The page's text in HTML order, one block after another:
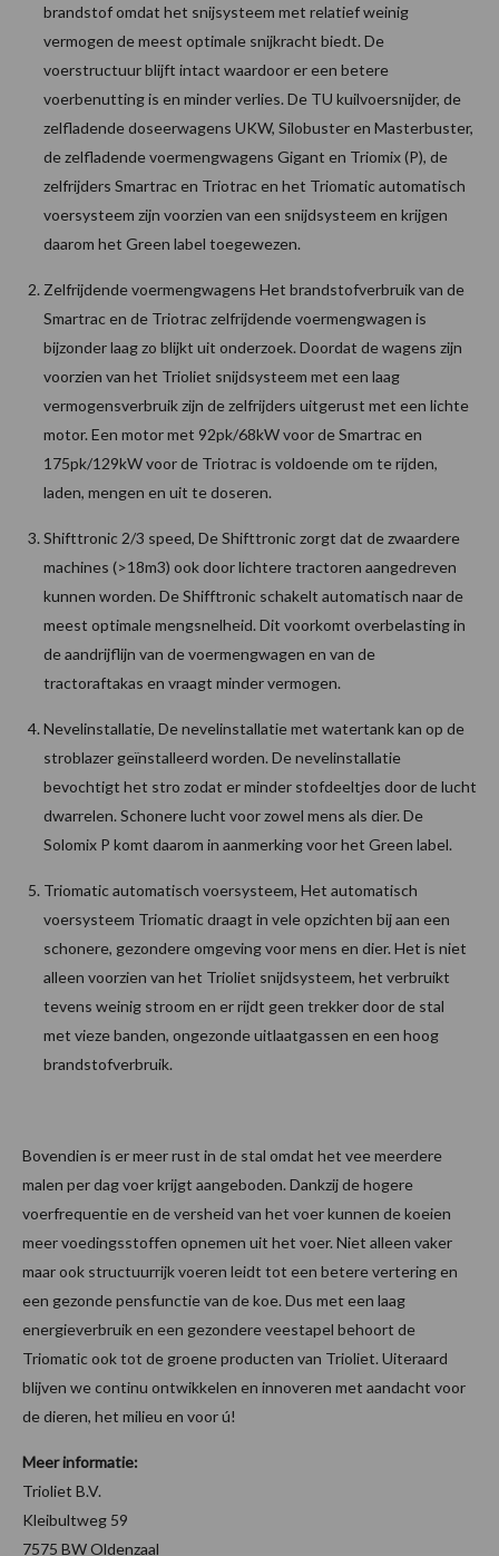
brandstof omdat het snijsysteem met relatief weinig
vermogen de meest optimale snijkracht biedt. De
voerstructuur blijft intact waardoor er een betere
voerbenutting is en minder verlies. De TU kuilvoersnijder, de
zelfladende doseerwagens UKW, Silobuster en Masterbuster,
de zelfladende voermengwagens Gigant en Triomix (P), de
zelfrijders Smartrac en Triotrac en het Triomatic automatisch
voersysteem zijn voorzien van een snijdsysteem en krijgen
daarom het Green label toegewezen.
Zelfrijdende voermengwagens Het brandstofverbruik van de
Smartrac en de Triotrac zelfrijdende voermengwagen is
bijzonder laag zo blijkt uit onderzoek. Doordat de wagens zijn
voorzien van het Trioliet snijdsysteem met een laag
vermogensverbruik zijn de zelfrijders uitgerust met een lichte
motor. Een motor met 92pk/68kW voor de Smartrac en
175pk/129kW voor de Triotrac is voldoende om te rijden,
laden, mengen en uit te doseren.
Shifttronic 2/3 speed, De Shifttronic zorgt dat de zwaardere
machines (>18m3) ook door lichtere tractoren aangedreven
kunnen worden. De Shifftronic schakelt automatisch naar de
meest optimale mengsnelheid. Dit voorkomt overbelasting in
de aandrijflijn van de voermengwagen en van de
tractoraftakas en vraagt minder vermogen.
Nevelinstallatie, De nevelinstallatie met watertank kan op de
stroblazer geïnstalleerd worden. De nevelinstallatie
bevochtigt het stro zodat er minder stofdeeltjes door de lucht
dwarrelen. Schonere lucht voor zowel mens als dier. De
Solomix P komt daarom in aanmerking voor het Green label.
Triomatic automatisch voersysteem, Het automatisch
voersysteem Triomatic draagt in vele opzichten bij aan een
schonere, gezondere omgeving voor mens en dier. Het is niet
alleen voorzien van het Trioliet snijdsysteem, het verbruikt
tevens weinig stroom en er rijdt geen trekker door de stal
met vieze banden, ongezonde uitlaatgassen en een hoog
brandstofverbruik.
Bovendien is er meer rust in de stal omdat het vee meerdere
malen per dag voer krijgt aangeboden. Dankzij de hogere
voerfrequentie en de versheid van het voer kunnen de koeien
meer voedingsstoffen opnemen uit het voer. Niet alleen vaker
maar ook structuurrijk voeren leidt tot een betere vertering en
een gezonde pensfunctie van de koe. Dus met een laag
energieverbruik en een gezondere veestapel behoort de
Triomatic ook tot de groene producten van Trioliet. Uiteraard
blijven we continu ontwikkelen en innoveren met aandacht voor
de dieren, het milieu en voor ú!
Meer informatie:
Trioliet B.V.
Kleibultweg 59
7575 BW Oldenzaal